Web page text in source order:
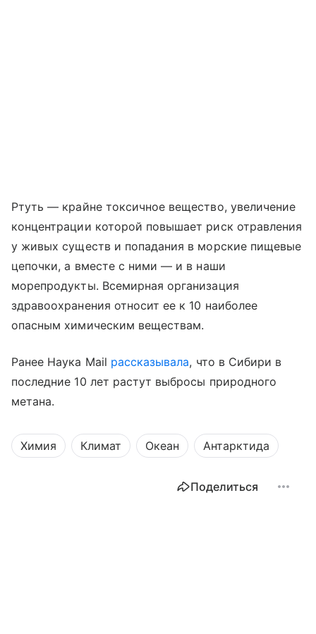
Ртуть — крайне токсичное вещество, увеличение
концентрации которой повышает риск отравления
у живых существ и попадания в морские пищевые
цепочки, а вместе с ними — и в наши
морепродукты. Всемирная организация
здравоохранения относит ее к 10 наиболее
опасным химическим веществам.
Ранее Наука Mail рассказывала, что в Сибири в
последние 10 лет растут выбросы природного
метана.
Химия Климат Океан Антарктида
Поделиться